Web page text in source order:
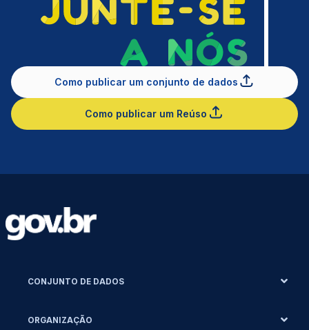
Como publicar um conjunto de dados
Como publicar um Reúso
CONJUNTO DE DADOS
ORGANIZAÇÃO